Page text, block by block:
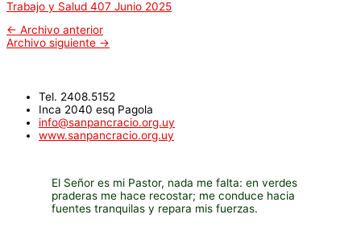
Trabajo y Salud 407 Junio 2025
← Archivo anterior
Archivo siguiente →
Tel. 2408.5152
Inca 2040 esq Pagola
info@sanpancracio.org.uy
www.sanpancracio.org.uy
El Señor es mi Pastor, nada me falta: en verdes
praderas me hace recostar; me conduce hacia
fuentes tranquilas y repara mis fuerzas.